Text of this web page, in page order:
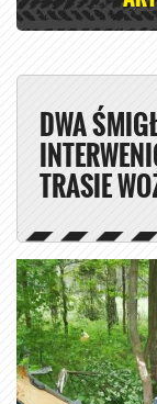
DWA
TRASIE